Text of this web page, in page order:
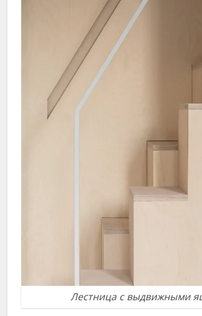
Лестница с выдвижными